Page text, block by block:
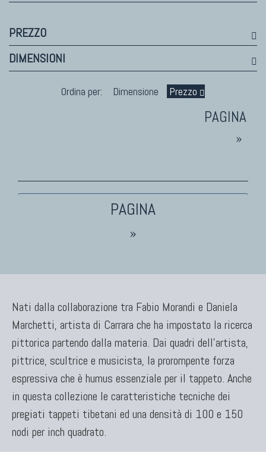
TAPPETI DI DESIGN D'ARTE
Marco Nereo Rotelli
Daniela Marchetti
Tappeti Persiani Antichi
TAPPETI CLASSICI
Collezione Hyderabad
Collezione Peshawar
Collezione Agra
Collezione Zigler
PREZZO
DIMENSIONI
Ordina per: Dimensione Prezzo
»
»
Nati dalla collaborazione tra Fabio Morandi e Daniela
Marchetti, artista di Carrara che ha impostato la ricerca
pittorica partendo dalla materia. Dai quadri dell’artista,
pittrice, scultrice e musicista, la prorompente forza
espressiva che è humus essenziale per il tappeto. Anche
in questa collezione le caratteristiche tecniche dei
pregiati tappeti tibetani ed una densità di 100 e 150
nodi per inch quadrato.